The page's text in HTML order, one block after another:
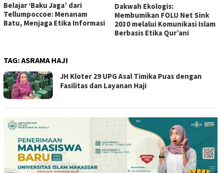
Dakwah Ekologis:
Membumikan FOLU Net Sink
2030 melalui Komunikasi Islam
Pesawat ATR 400 Lost
Contact Antara Pangkep dan
Maros
TAG:ASRAMA HAJI
JH Kloter 29 UPG Asal Timika Puas dengan
Fasilitas dan Layanan Haji